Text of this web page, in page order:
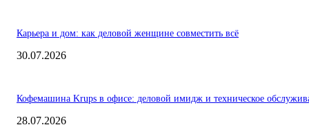
Карьера и дом: как деловой женщине совместить всё
30.07.2026
Кофемашина Krups в офисе: деловой имидж и техническое
28.07.2026